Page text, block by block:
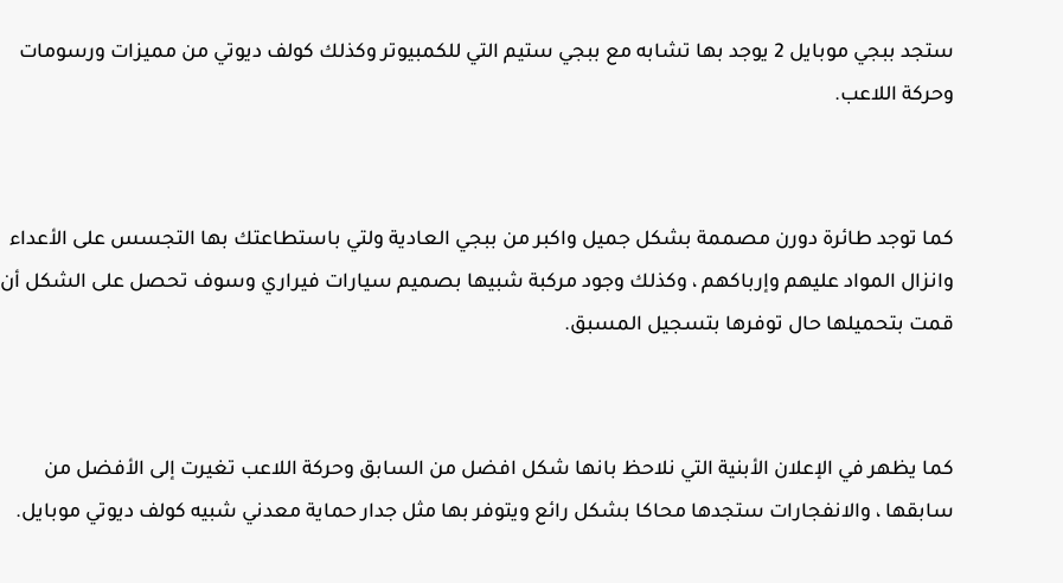
ستجد ببجي موبايل 2 يوجد بها تشابه مع ببجي ستيم التي للكمبيوتر وكذلك كولف ديوتي من مميزات ورسومات
وحركة اللاعب.
كما توجد طائرة دورن مصممة بشكل جميل واكبر من ببجي العادية ولتي باستطاعتك بها التجسس على الأعداء
وانزال المواد عليهم وإرباكهم ، وكذلك وجود مركبة شبيها بصميم سيارات فيراري وسوف تحصل على الشكل أن
قمت بتحميلها حال توفرها بتسجيل المسبق.
كما يظهر في الإعلان الأبنية التي نلاحظ بانها شكل افضل من السابق وحركة اللاعب تغيرت إلى الأفضل من
سابقها ، والانفجارات ستجدها محاكا بشكل رائع ويتوفر بها مثل جدار حماية معدني شبيه كولف ديوتي موبايل.